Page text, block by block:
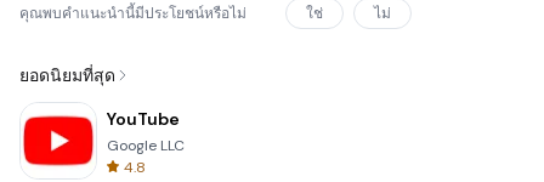
คุณพบคำแนะนำนี้มีประโยชน์หรือไม่ ใช่ ไม่
ยอดนิยมที่สุด
YouTube
Google LLC
4.8